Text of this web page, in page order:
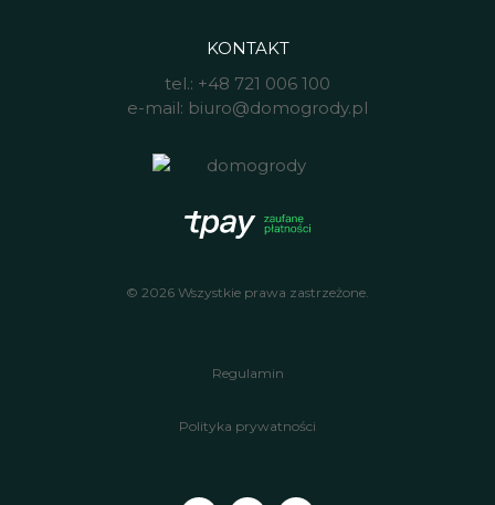
KONTAKT
tel.: +48 721 006 100
e-mail: biuro@domogrody.pl
© 2026 Wszystkie prawa zastrzeżone.
Regulamin
Polityka prywatności